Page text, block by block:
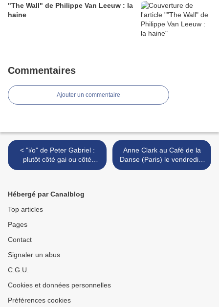
"The Wall" de Philippe Van Leeuw : la
haine
Commentaires
Ajouter un commentaire
< "i/o" de Peter Gabriel :
plutôt côté gai ou côté
sombre ?
Anne Clark au Café de la
Danse (Paris) le vendredi 8
décembre >
Hébergé par Canalblog
Top articles
Pages
Contact
Signaler un abus
C.G.U.
Cookies et données personnelles
Préférences cookies